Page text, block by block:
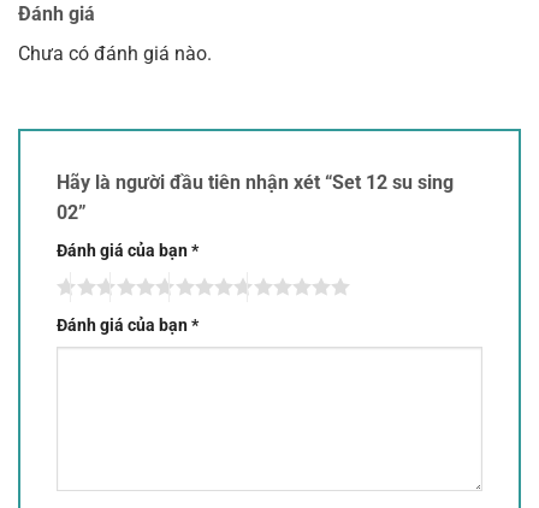
Đánh giá
Chưa có đánh giá nào.
Hãy là người đầu tiên nhận xét “Set 12 su sing
02”
Đánh giá của bạn*
Đánh giá của bạn*